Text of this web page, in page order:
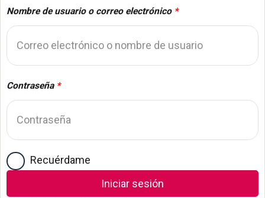
Nombre de usuario o correo electrónico *
Contraseña *
Recuérdame
Iniciar sesión